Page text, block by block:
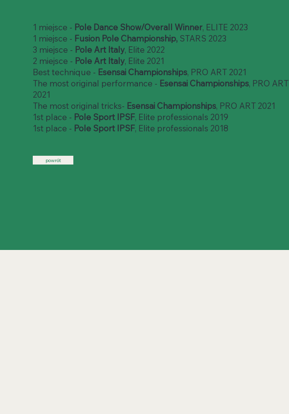
1 miejsce - Pole Dance Show/Overall Winner, ELITE 2023
1 miejsce - Fusion Pole Championship, STARS 2023
3 miejsce - Pole Art Italy, Elite 2022
2 miejsce - Pole Art Italy, Elite 2021
Best technique - Esensai Championships, PRO ART 2021
The most original performance - Esensai Championships, PRO ART
2021
The most original tricks- Esensai Championships, PRO ART 2021
1st place - Pole Sport IPSF, Elite professionals 2019
1st place - Pole Sport IPSF, Elite professionals 2018
powrót